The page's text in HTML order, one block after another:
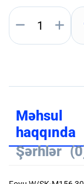
Məhsul
haqqında
Şərhlər